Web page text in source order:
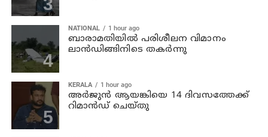
NATIONAL 1 hour ago
ബാരാമതിയില്‍ പരിശീലന വിമാനം
ലാന്‍ഡിങ്ങിനിടെ തകര്‍ന്നു
KERALA 1 hour ago
അര്‍ജുന്‍ ആയങ്കിയെ 14 ദിവസത്തേക്ക്
റിമാൻഡ് ചെയ്തു